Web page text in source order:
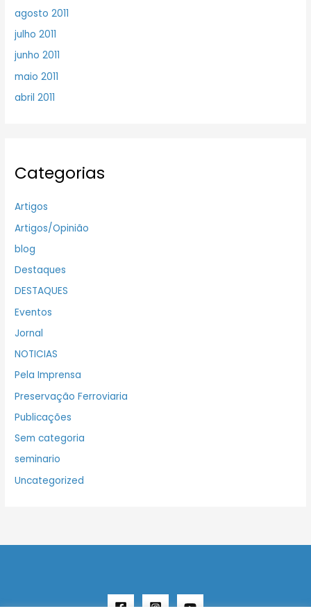
agosto 2011
julho 2011
junho 2011
maio 2011
abril 2011
Categorias
Artigos
Artigos/Opinião
blog
Destaques
DESTAQUES
Eventos
Jornal
NOTICIAS
Pela Imprensa
Preservação Ferroviaria
Publicações
Sem categoria
seminario
Uncategorized